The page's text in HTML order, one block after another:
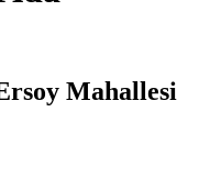
Mahallesi